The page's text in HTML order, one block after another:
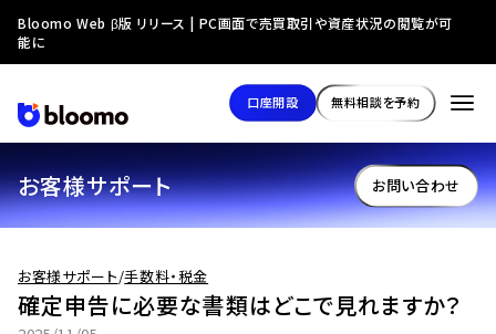
お客様サポート お問い合わせ
お客様サポート/手数料・税金
確定申告に必要な書類はどこで見れますか？
Bloomo Web β版 リリース | PC画面で売買取引や資産状況の閲覧が可
能に
口座開設 無料相談を予約